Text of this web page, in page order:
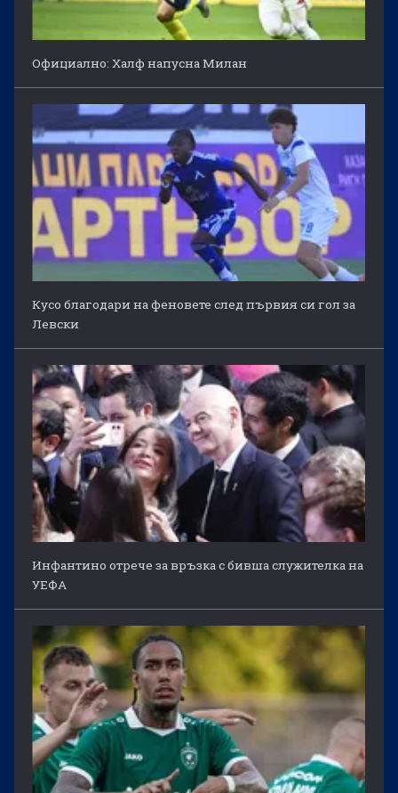
Официално: Халф напусна Милан
Кусо благодари на феновете след първия си гол за
Левски
Инфантино отрече за връзка с бивша служителка на
УЕФА